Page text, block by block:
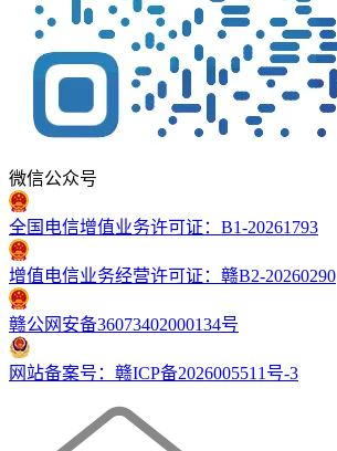
微信公众号
全国电信增值业务许可证：B1-20261793
增值电信业务经营许可证：赣B2-20260290
赣公网安备36073402000134号
网站备案号：赣ICP备2026005511号-3